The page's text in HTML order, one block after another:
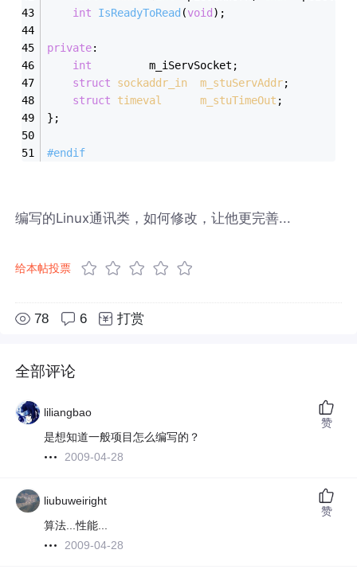
int
IsReadyToRead (void ) ;
private:
int
			m_iServSocket;
struct
sockaddr_in m_stuServAddr;
struct
timeval m_stuTimeOut ;
};
#endif
编写的Linux通讯类，如何修改，让他更完善...
给本帖投票
78 6 打赏
全部评论
liliangbao
是想知道一般项目怎么编写的？
2009-04-28
赞
liubuweiright
算法...性能...
2009-04-28
赞